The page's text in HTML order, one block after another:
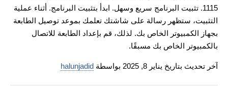
1115. تثبيت البرنامج سريع وسهل. ابدأ بتثبيت البرنامج. أثناء عملية
التثبيت، ستظهر رسالة على شاشتك تعلمك بموعد توصيل الطابعة
بجهاز الكمبيوتر الخاص بك. لذلك، قم بإعداد الطابعة للاتصال
بالكمبيوتر الخاص بك مسبقًا.
آخر تحديث بتاريخ يناير 8, 2025 بواسطة halunjadid